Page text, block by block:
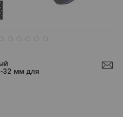
32 мм для